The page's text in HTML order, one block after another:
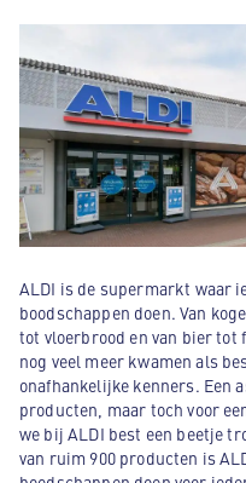
ALDI is de supermarkt waar
boodschappen doen. Van
tot vloerbrood en van bier
nog veel meer kwamen als
onafhankelijke kenners. Een
producten, maar toch voor
we bij ALDI best een beetje
van ruim 900 producten is